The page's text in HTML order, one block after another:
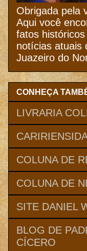
Obrigada pela
Aqui você
fatos
notícias atuais
Juazeiro do
CONHEÇA
LIVRARIA
COLUNA DE
COLUNA DE
SITE DANIEL
BLOG DE
CÍCERO